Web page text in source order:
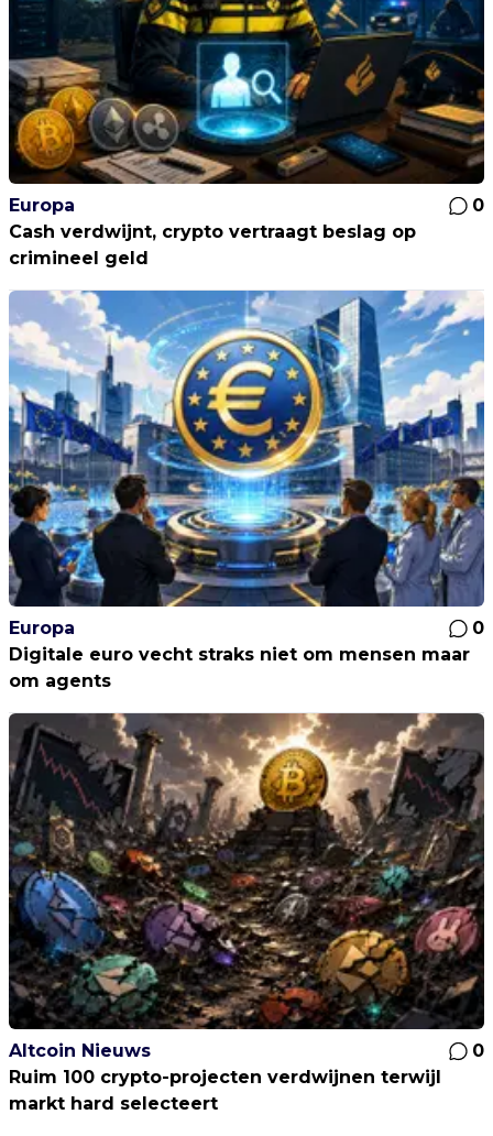
Europa
0
Cash verdwijnt, crypto vertraagt beslag op
crimineel geld
Europa
0
Digitale euro vecht straks niet om mensen maar
om agents
Altcoin Nieuws
0
Ruim 100 crypto-projecten verdwijnen terwijl
markt hard selecteert